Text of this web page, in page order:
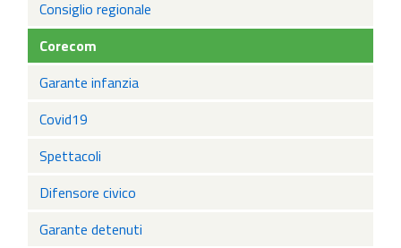
Consiglio regionale
Corecom
Garante infanzia
Covid19
Spettacoli
Difensore civico
Garante detenuti